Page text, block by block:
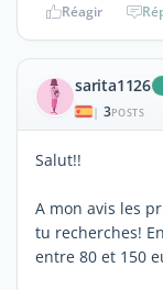
Réagir
sarita1126
| 3POSTS
Salut!!
A mon avis les
tu recherches!
entre 80 et 150